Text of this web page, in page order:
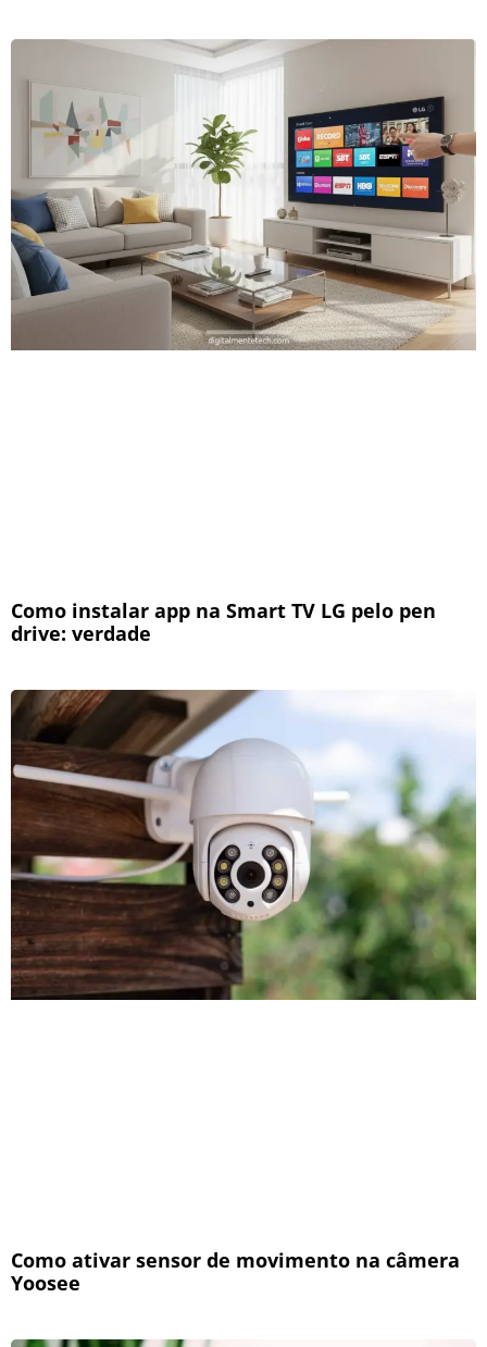
Como instalar app na Smart TV LG pelo pen
drive: verdade
Como ativar sensor de movimento na câmera
Yoosee